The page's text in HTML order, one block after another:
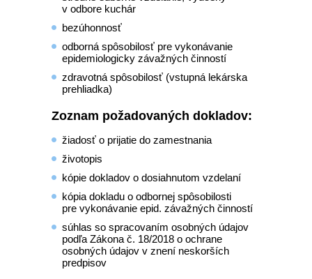
v odbore kuchár
bezúhonnosť
odborná spôsobilosť pre vykonávanie
epidemiologicky závažných činností
zdravotná spôsobilosť (vstupná lekárska
prehliadka)
Zoznam požadovaných dokladov:
žiadosť o prijatie do zamestnania
životopis
kópie dokladov o dosiahnutom vzdelaní
kópia dokladu o odbornej spôsobilosti
pre vykonávanie epid. závažných činností
súhlas so spracovaním osobných údajov
podľa Zákona č. 18/2018 o ochrane
osobných údajov v znení neskorších
predpisov